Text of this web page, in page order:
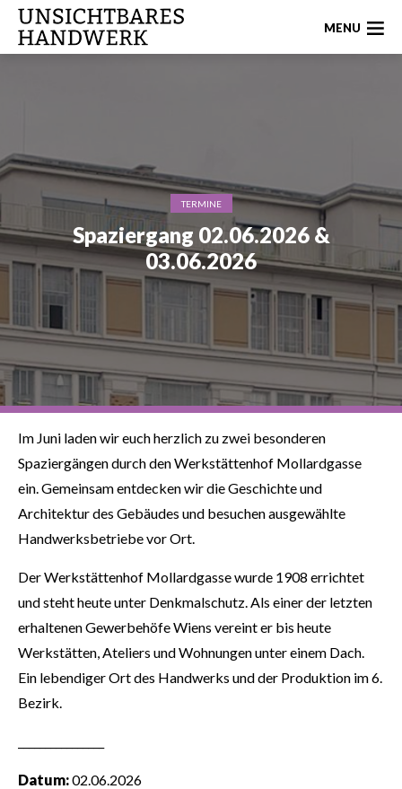
MENU
TERMINE
Spaziergang 02.06.2026 &
03.06.2026
Im Juni laden wir euch herzlich zu zwei besonderen
Spaziergängen durch den Werkstättenhof Mollardgasse
ein. Gemeinsam entdecken wir die Geschichte und
Architektur des Gebäudes und besuchen ausgewählte
Handwerksbetriebe vor Ort.
Der Werkstättenhof Mollardgasse wurde 1908 errichtet
und steht heute unter Denkmalschutz. Als einer der letzten
erhaltenen Gewerbehöfe Wiens vereint er bis heute
Werkstätten, Ateliers und Wohnungen unter einem Dach.
Ein lebendiger Ort des Handwerks und der Produktion im 6.
Bezirk.
Datum:02.06.2026